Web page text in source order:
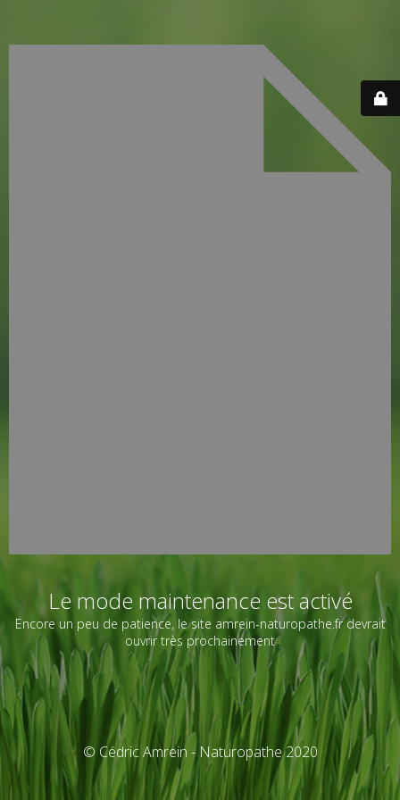
Le mode maintenance est activé
Encore un peu de patience, le site amrein-naturopathe.fr devrait
ouvrir très prochainement
© Cédric Amrein - Naturopathe 2020